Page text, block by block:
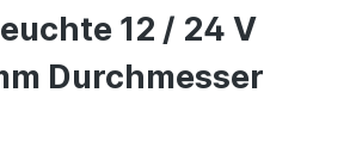
12 / 24 V
Durchmesser